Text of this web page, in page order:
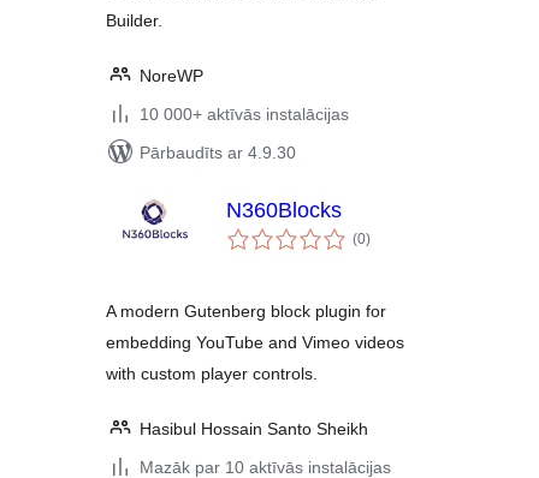
Builder.
NoreWP
10 000+ aktīvās instalācijas
Pārbaudīts ar 4.9.30
N360Blocks
(0vērtējumu
kopsumma
)
A modern Gutenberg block plugin for
embedding YouTube and Vimeo videos
with custom player controls.
Hasibul Hossain Santo Sheikh
Mazāk par 10 aktīvās instalācijas